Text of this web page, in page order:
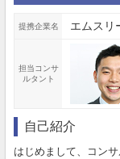
提携企業名 エムスリ
担当コンサ
ルタント
自己紹介
はじめまして、コン